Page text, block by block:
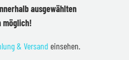
ausgewählten
möglich!
& Versand einsehen.